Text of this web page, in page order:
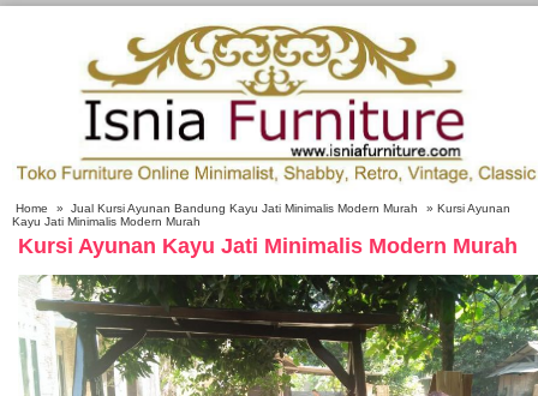
Home » Jual Kursi Ayunan Bandung Kayu Jati Minimalis Modern Murah
» Kursi Ayunan
Kayu Jati Minimalis Modern Murah
Kursi Ayunan Kayu Jati Minimalis Modern Murah